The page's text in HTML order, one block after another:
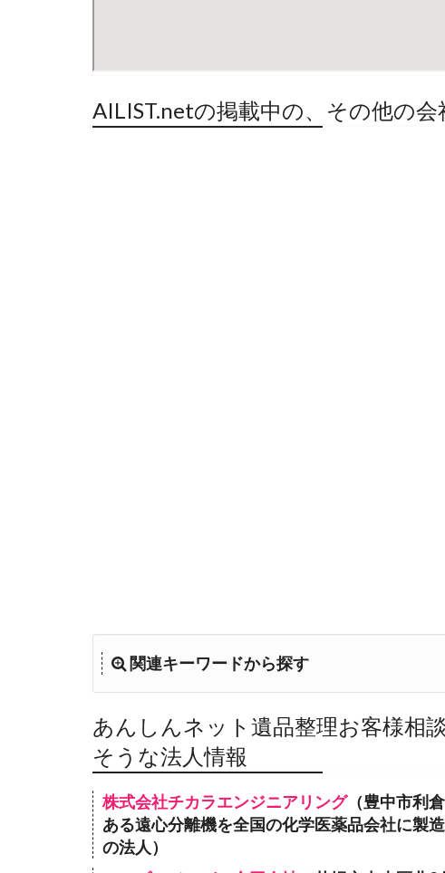
AILIST.netの掲載中の、その他の
関連キーワードから探す
あんしんネット遺品整理お客様相
そうな法人情報
株式会社チカラエンジニアリング（豊中市利
ある遠心分離機を全国の化学医薬品会社に製
の法人）